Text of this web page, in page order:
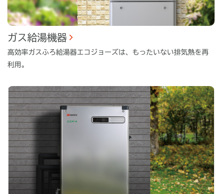
ガス給湯機器
高効率ガスふろ給湯器エコジョーズは、もったいない排気熱を再
利用。